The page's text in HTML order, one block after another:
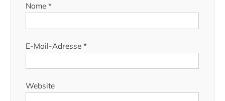
Name *
E-Mail-Adresse *
Website